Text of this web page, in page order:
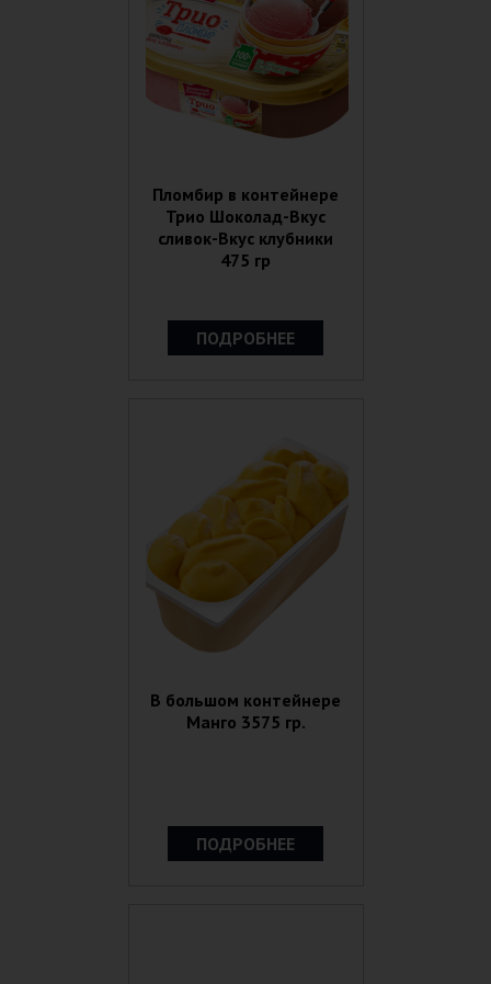
Пломбир в контейнере
Трио Шоколад-Вкус
сливок-Вкус клубники
475 гр
ПОДРОБНЕЕ
В большом контейнере
Манго 3575 гр.
ПОДРОБНЕЕ